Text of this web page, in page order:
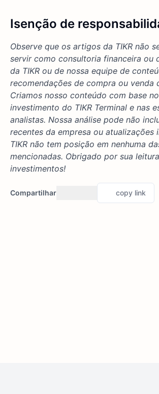
Isenção de
Observe que os artigos da TIKR não
servir como consultoria financeira ou
da TIKR ou de nossa equipe de
recomendações de compra ou venda
Criamos nosso conteúdo com base
investimento do TIKR Terminal e nas
analistas. Nossa análise pode não
recentes da empresa ou atualizações
TIKR não tem posição em nenhuma
mencionadas. Obrigado por sua
investimentos!
Compartilhar copy link